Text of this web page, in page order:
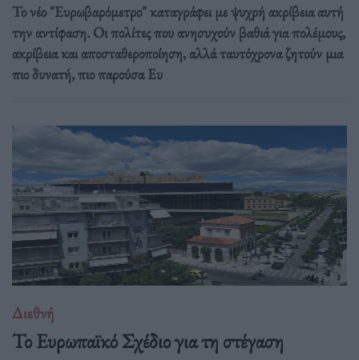
Το νέο "Ευρωβαρόμετρο" καταγράφει με ψυχρή ακρίβεια αυτή
την αντίφαση. Oι πολίτες που ανησυχούν βαθιά για πολέμους,
ακρίβεια και αποσταθεροποίηση, αλλά ταυτόχρονα ζητούν μια
πιο δυνατή, πιο παρούσα Ευ
Διεθνή
Το Ευρωπαϊκό Σχέδιο για τη στέγαση